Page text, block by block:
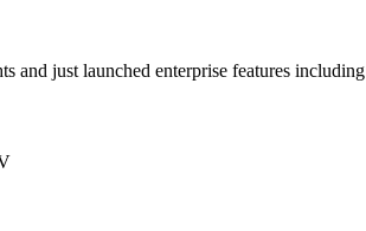
and just launched enterprise features including